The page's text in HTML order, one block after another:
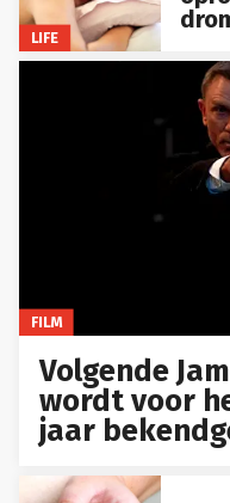
LIFE
FILM
Volgende
wordt voor
jaar